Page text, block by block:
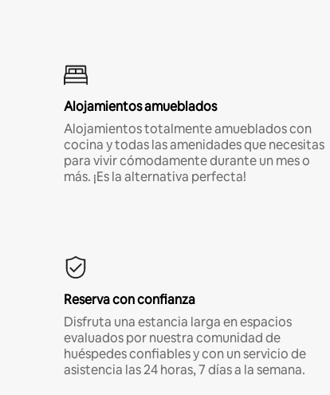
Alojamientos amueblados
Alojamientos totalmente amueblados con
cocina y todas las amenidades que necesitas
para vivir cómodamente durante un mes o
más. ¡Es la alternativa perfecta!
Reserva con confianza
Disfruta una estancia larga en espacios
evaluados por nuestra comunidad de
huéspedes confiables y con un servicio de
asistencia las 24 horas, 7 días a la semana.